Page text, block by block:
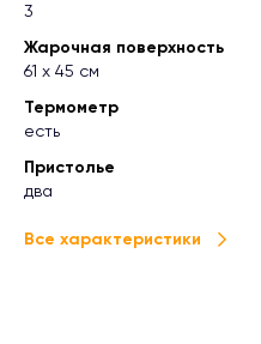
3
Жарочная поверхность
61 х 45 см
Термометр
есть
Пристолье
два
Все характеристики